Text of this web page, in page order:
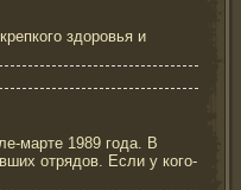
здоровья и
марте 1989 года. В
отрядов. Если у кого-